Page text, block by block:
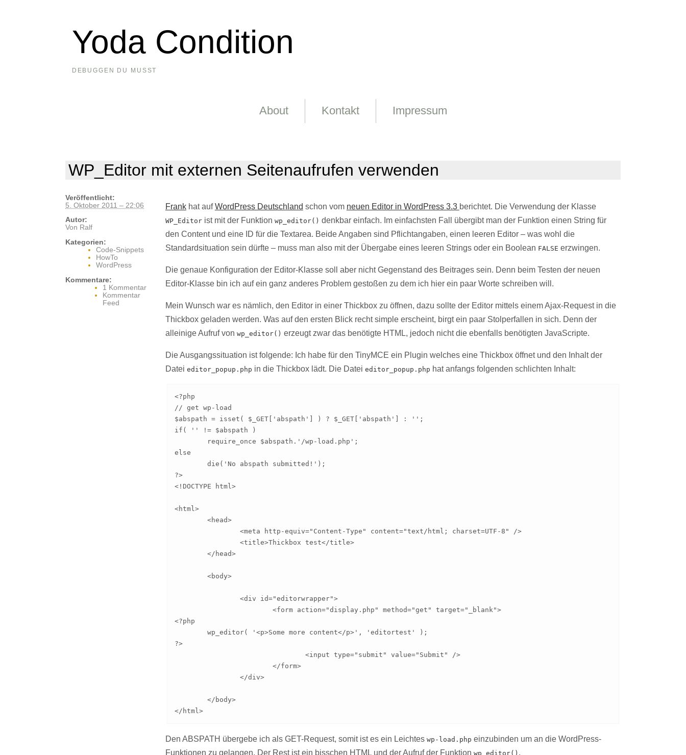
Yoda Condition
DEBUGGEN DU MUSST
About Kontakt Impressum
WP_Editor mit externen Seitenaufrufen verwenden
Frankhat aufWordPress Deutschland schon vom neuen Editor in WordPress 3.3 berichtet. Die Verwendung der Klasse
WP_Editorist mit der Funktion wp_editor() denkbar einfach. Im einfachsten Fall übergibt man der Funktion einen String für
den Content und eine ID für die Textarea. Beide Angaben sind Pflichtangaben, einen leeren Editor – was wohl die
Standardsituation sein dürfte – muss man also mit der Übergabe eines leeren Strings oder ein Boolean FALSE erzwingen.
Die genaue Konfiguration der Editor-Klasse soll aber nicht Gegenstand des Beitrages sein. Denn beim Testen der neuen
Editor-Klasse bin ich auf ein ganz anderes Problem gestoßen zu dem ich hier ein paar Worte schreiben will.
Mein Wunsch war es nämlich, den Editor in einer Thickbox zu öffnen, dazu sollte der Editor mittels einem Ajax-Request in die
Thickbox geladen werden. Was auf den ersten Blick recht simple erscheint, birgt ein paar Stolperfallen in sich. Denn der
alleinige Aufruf von wp_editor() erzeugt zwar das benötigte HTML, jedoch nicht die ebenfalls benötigten JavaScripte.
Die Ausgangssituation ist folgende: Ich habe für den TinyMCE ein Plugin welches eine Thickbox öffnet und den Inhalt der
Datei editor_popup.php in die Thickbox lädt. Die Datei editor_popup.php hat anfangs folgenden schlichten Inhalt:
<?php
// get wp-load
$abspath = isset( $_GET['abspath'] ) ? $_GET['abspath'] : '';
if( '' != $abspath )
else
?>
<!DOCTYPE html>
<html>
<?php
?>
</html>
Den ABSPATH übergebe ich als GET-Request, somit ist es ein Leichtes wp-load.php einzubinden um an die WordPress-
Funktionen zu gelangen. Der Rest ist ein bisschen HTML und der Aufruf der Funktion wp_editor() .
Veröffentlicht:
5. Oktober 2011 – 22:06
Autor:
Von Ralf
Kategorien:
Code-Snippets
HowTo
WordPress
Kommentare:
1 Kommentar
Kommentar
Feed